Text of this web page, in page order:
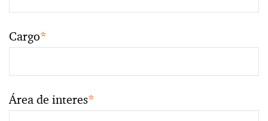
Cargo*
Área de interes*